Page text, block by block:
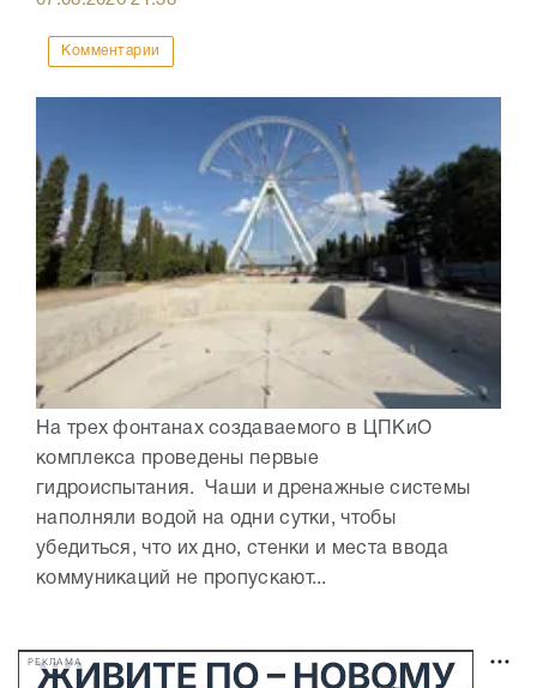
Комментарии
На трех фонтанах создаваемого в ЦПКиО
комплекса проведены первые
гидроиспытания. Чаши и дренажные системы
наполняли водой на одни сутки, чтобы
убедиться, что их дно, стенки и места ввода
коммуникаций не пропускают...
РЕКЛАМА